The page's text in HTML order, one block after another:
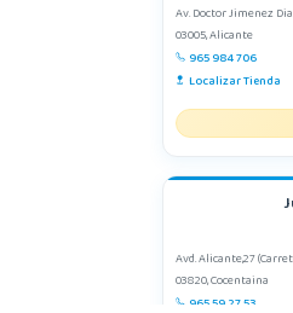
Av. Doctor Jimenez
03005, Alicante
965 984 706
Localizar Tienda
Avd. Alicante,27
03820, Cocentaina
965 59 27 53